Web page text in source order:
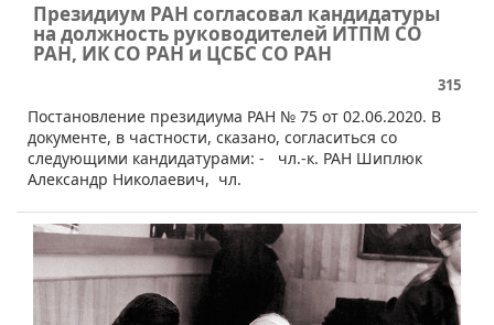
Президиум РАН согласовал кандидатуры
на должность руководителей ИТПМ СО
РАН, ИК СО РАН и ЦСБС СО РАН
315
​Постановление президиума РАН № 75 от 02.06.2020. В
документе, в частности, сказано, согласиться со
следующими кандидатурами: - чл.-к. РАН Шиплюк
Александр Николаевич, чл.